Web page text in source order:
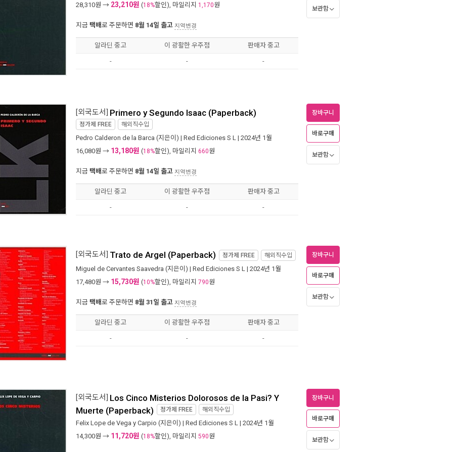
28,310원 → 23,210원 (18%할인), 마일리지 1,170원
지금 택배로 주문하면 8월 14일 출고 지역변경
보관함
알라딘 중고 이 광활한 우주점 판매자 중고
- - -
[외국도서] Primero y Segundo Isaac (Paperback)
정가제 FREE 해외직수입
Pedro Calderon de la Barca (지은이) | Red Ediciones S L | 2024년 1월
16,080원 → 13,180원 (18%할인), 마일리지 660원
지금 택배로 주문하면 8월 14일 출고 지역변경
장바구니
바로구매
보관함
알라딘 중고 이 광활한 우주점 판매자 중고
- - -
[외국도서] Trato de Argel (Paperback) 정가제 FREE 해외직수입
Miguel de Cervantes Saavedra (지은이) | Red Ediciones S L | 2024년 1월
17,480원 → 15,730원 (10%할인), 마일리지 790원
지금 택배로 주문하면 8월 31일 출고 지역변경
장바구니
바로구매
보관함
알라딘 중고 이 광활한 우주점 판매자 중고
- - -
[외국도서] Los Cinco Misterios Dolorosos de la Pasi? Y
Muerte (Paperback) 정가제 FREE 해외직수입
Felix Lope de Vega y Carpio (지은이) | Red Ediciones S L | 2024년 1월
14,300원 → 11,720원 (18%할인), 마일리지 590원
장바구니
바로구매
보관함